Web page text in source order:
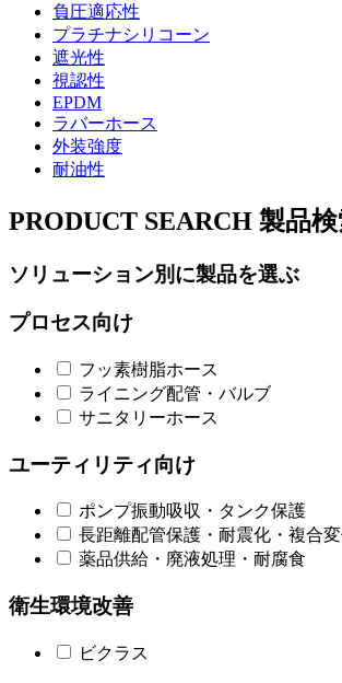
負圧適応性
プラチナシリコーン
遮光性
視認性
EPDM
ラバーホース
外装強度
耐油性
PRODUCT SEARCH 製品
ソリューション別に製品を選ぶ
プロセス向け
フッ素樹脂ホース
ライニング配管・バルブ
サニタリーホース
ユーティリティ向け
ポンプ振動吸収・タンク保護
長距離配管保護・耐震化・複合
薬品供給・廃液処理・耐腐食
衛生環境改善
ビクラス